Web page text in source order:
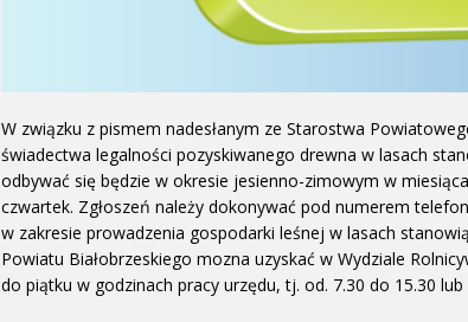
W związku z pismem nadesłanym ze Starostwa
świadectwa legalności pozyskiwanego drewna w lasach
odbywać się będzie w okresie jesienno-zimowym w
czwartek. Zgłoszeń należy dokonywać pod numerem
w zakresie prowadzenia gospodarki leśnej w lasach
Powiatu Białobrzeskiego mozna uzyskać w Wydziale
do piątku w godzinach pracy urzędu, tj. od. 7.30 do 15.30